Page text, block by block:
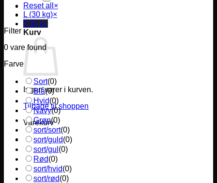
0,00 kr.
Kurv
Ingen varer i kurven.
Tilbage til shoppen
Varekurv
Reset all ×
L (30 kg)×
Filter
0 vare found
Farve
Sort(0)
Blå(0)
Hvid(0)
Navy(0)
Grøn(0)
sort/sort(0)
sort/guld(0)
sort/gul (0)
Rød(0)
sort/hvid(0)
sort/rød(0)